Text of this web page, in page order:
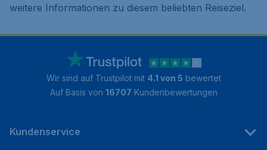
weitere Informationen zu diesem beliebten Reiseziel.
Wir sind auf Trustpilot mit 4.1 von 5 bewertet
Auf Basis von 16707 Kundenbewertungen
Kundenservice